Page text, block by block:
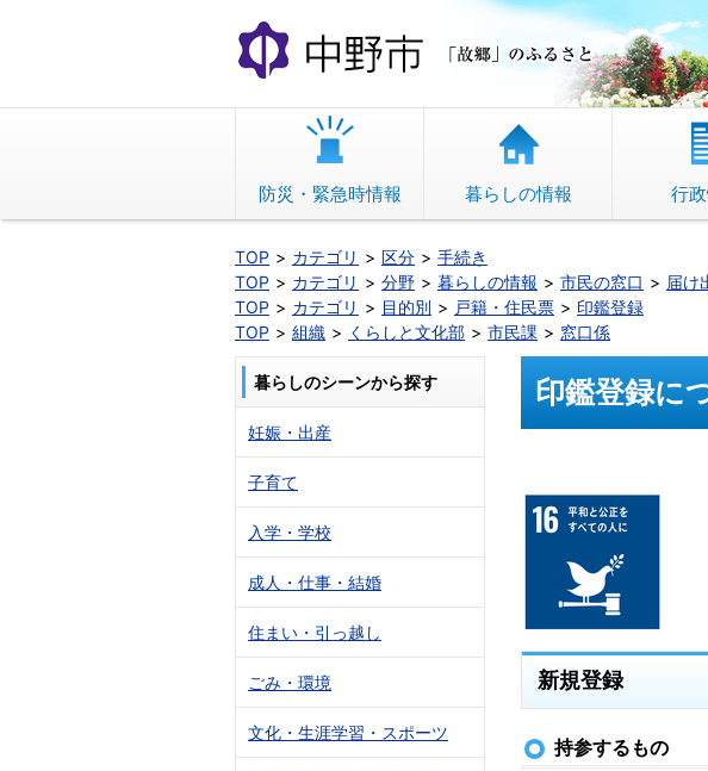
文
へ
動
中野市 「
防災・緊急時情報 暮らしの情報 行
TOP カテゴリ 区分
手続き
TOP
カテゴリ 分野 暮らしの情報 市民の窓口
届け
TOP
カテゴリ 目的別 戸籍・住民票
印鑑登録
TOP
組織 くらしと文化部 市民課 窓口係
印鑑登録に
新規登録
持参するもの
暮らしのシーンから探す
妊娠・出産
子育て
入学・学校
成人・仕事・結婚
住まい・引っ越し
ごみ・環境
文化・生涯学習・スポーツ